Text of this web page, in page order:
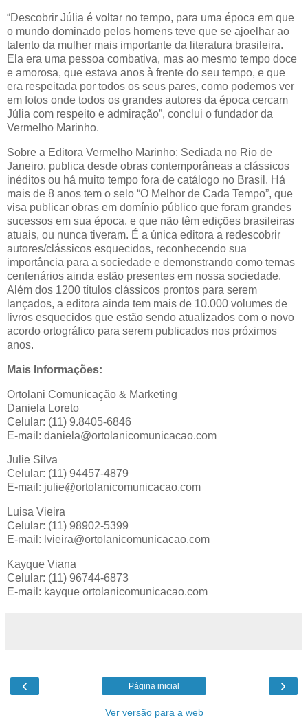
“Descobrir Júlia é voltar no tempo, para uma época em que
o mundo dominado pelos homens teve que se ajoelhar ao
talento da mulher mais importante da literatura brasileira.
Ela era uma pessoa combativa, mas ao mesmo tempo doce
e amorosa, que estava anos à frente do seu tempo, e que
era respeitada por todos os seus pares, como podemos ver
em fotos onde todos os grandes autores da época cercam
Júlia com respeito e admiração”, conclui o fundador da
Vermelho Marinho.
Sobre a Editora Vermelho Marinho: Sediada no Rio de
Janeiro, publica desde obras contemporâneas a clássicos
inéditos ou há muito tempo fora de catálogo no Brasil. Há
mais de 8 anos tem o selo “O Melhor de Cada Tempo”, que
visa publicar obras em domínio público que foram grandes
sucessos em sua época, e que não têm edições brasileiras
atuais, ou nunca tiveram. É a única editora a redescobrir
autores/clássicos esquecidos, reconhecendo sua
importância para a sociedade e demonstrando como temas
centenários ainda estão presentes em nossa sociedade.
Além dos 1200 títulos clássicos prontos para serem
lançados, a editora ainda tem mais de 10.000 volumes de
livros esquecidos que estão sendo atualizados com o novo
acordo ortográfico para serem publicados nos próximos
anos.
Mais Informações:
Ortolani Comunicação & Marketing
Daniela Loreto
Celular: (11) 9.8405-6846
E-mail: daniela@ortolanicomunicacao.com
Julie Silva
Celular: (11) 94457-4879
E-mail: julie@ortolanicomunicacao.com
Luisa Vieira
Celular: (11) 98902-5399
E-mail: lvieira@ortolanicomunicacao.com
Kayque Viana
Celular: (11) 96744-6873
E-mail: kayque ortolanicomunicacao.com
‹ ›
Página inicial
Ver versão para a web